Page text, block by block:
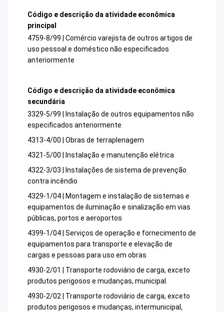
Código e descrição da atividade econômica
principal
4759-8/99 | Comércio varejista de outros artigos de
uso pessoal e doméstico não especificados
anteriormente
Código e descrição da atividade econômica
secundária
3329-5/99 | Instalação de outros equipamentos não
especificados anteriormente
4313-4/00 | Obras de terraplenagem
4321-5/00 | Instalação e manutenção elétrica
4322-3/03 | Instalações de sistema de prevenção
contra incêndio
4329-1/04 | Montagem e instalação de sistemas e
equipamentos de iluminação e sinalização em vias
públicas, portos e aeroportos
4399-1/04 | Serviços de operação e fornecimento de
equipamentos para transporte e elevação de
cargas e pessoas para uso em obras
4930-2/01 | Transporte rodoviário de carga, exceto
produtos perigosos e mudanças, municipal.
4930-2/02 | Transporte rodoviário de carga, exceto
produtos perigosos e mudanças, intermunicipal,